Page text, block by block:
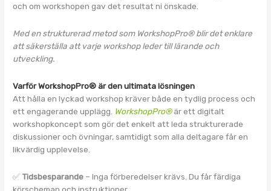
och om workshopen gav det resultat ni önskade.
Med en strukturerad metod som WorkshopPro® blir det enklare
att säkerställa att varje workshop leder till lärande och
utveckling.
Varför WorkshopPro® är den ultimata lösningen
Att hålla en lyckad workshop kräver både en tydlig process och
ett engagerande upplägg. WorkshopPro®är ett digitalt
workshopkoncept som gör det enkelt att leda strukturerade
diskussioner och övningar, samtidigt som alla deltagare får en
likvärdig upplevelse.
✅ Tidsbesparande – Inga förberedelser krävs. Du får färdiga